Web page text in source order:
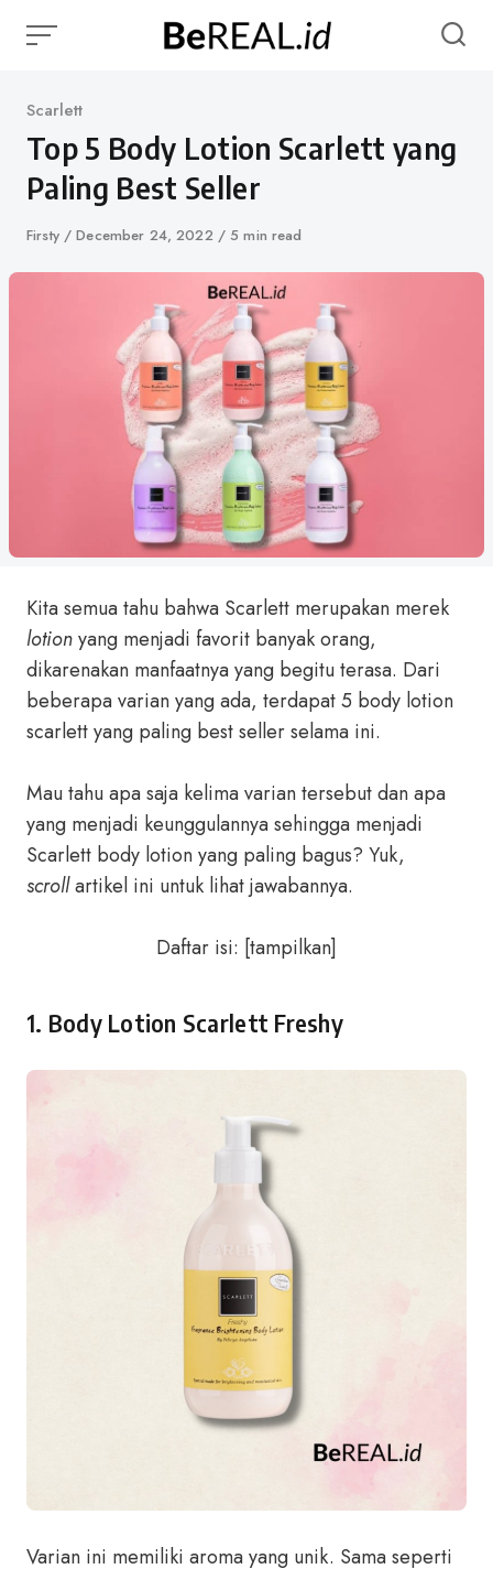
Category
Scarlett
Top 5 Body Lotion Scarlett yang
Paling Best Seller
Author
Firsty
Published
December 24, 2022 5 min read
Kita semua tahu bahwa Scarlett merupakan merek
lotionyang menjadi favorit banyak orang,
dikarenakan manfaatnya yang begitu terasa. Dari
beberapa varian yang ada, terdapat 5 body lotion
scarlett yang paling best seller selama ini.
Mau tahu apa saja kelima varian tersebut dan apa
yang menjadi keunggulannya sehingga menjadi
Scarlett body lotion yang paling bagus? Yuk,
scrollartikel ini untuk lihat jawabannya.
Daftar isi: [tampilkan]
1. Body Lotion Scarlett Freshy
Varian ini memiliki aroma yang unik. Sama seperti